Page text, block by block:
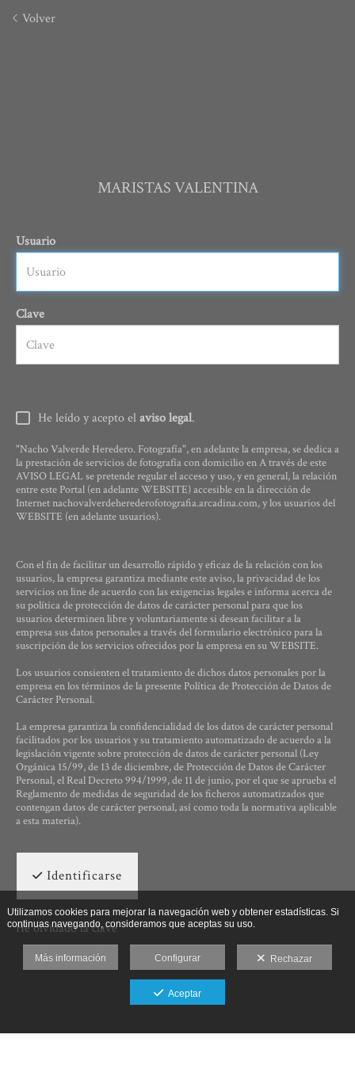
Volver
MARISTAS VALENTINA
Usuario
Clave
He leído y acepto elaviso legal.
"Nacho Valverde Heredero. Fotografía", en adelante la empresa, se dedica a
la prestación de servicios de fotografía con domicilio en A través de este
AVISO LEGAL se pretende regular el acceso y uso, y en general, la relación
entre este Portal (en adelante WEBSITE) accesible en la dirección de
Internet nachovalverdeherederofotografia.arcadina.com, y los usuarios del
WEBSITE (en adelante usuarios).
Con el fin de facilitar un desarrollo rápido y eficaz de la relación con los
usuarios, la empresa garantiza mediante este aviso, la privacidad de los
servicios on line de acuerdo con las exigencias legales e informa acerca de
su política de protección de datos de carácter personal para que los
usuarios determinen libre y voluntariamente si desean facilitar a la
empresa sus datos personales a través del formulario electrónico para la
suscripción de los servicios ofrecidos por la empresa en su WEBSITE.
Los usuarios consienten el tratamiento de dichos datos personales por la
empresa en los términos de la presente Política de Protección de Datos de
Carácter Personal.
La empresa garantiza la confidencialidad de los datos de carácter personal
facilitados por los usuarios y su tratamiento automatizado de acuerdo a la
legislación vigente sobre protección de datos de carácter personal (Ley
Orgánica 15/99, de 13 de diciembre, de Protección de Datos de Carácter
Personal, el Real Decreto 994/1999, de 11 de junio, por el que se aprueba el
Reglamento de medidas de seguridad de los ficheros automatizados que
contengan datos de carácter personal, así como toda la normativa aplicable
a esta materia).
Identificarse
He olvidado la clave
Utilizamos cookies para mejorar la navegación web y obtener estadísticas. Si
continuas navegando, consideramos que aceptas su uso.
Más información Configurar Rechazar
Aceptar